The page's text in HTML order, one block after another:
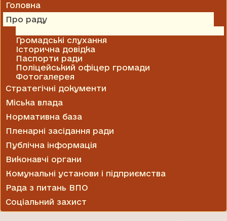
Головна
Про раду
Громадські слухання
Історична довідка
Паспорти ради
Поліцейський офіцер громади
Фотогалерея
Стратегічні документи
Міська влада
Нормативна база
Пленарні засідання ради
Публічна інформація
Виконавчі органи
Комунальні установи і підприємства
Рада з питань ВПО
Соціальний захист